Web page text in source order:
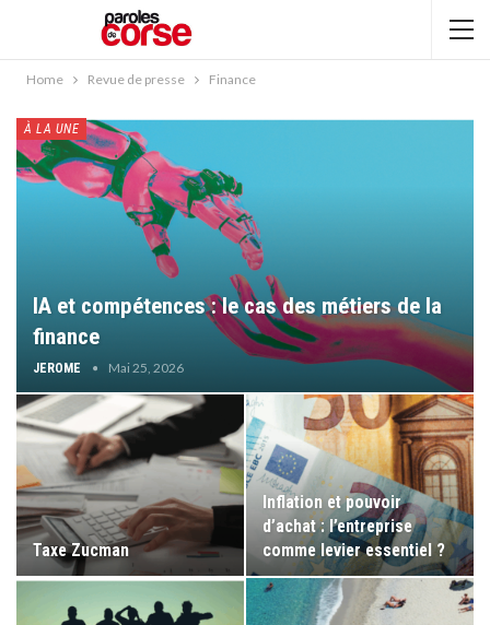
Home Revue de presse Finance
À LA UNE
IA et compétences : le cas des métiers de la
finance
JEROME Mai 25, 2026
Taxe Zucman
Inflation et pouvoir
d’achat : l’entreprise
comme levier essentiel ?